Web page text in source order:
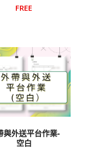
FREE
與外送平台作業-
空白